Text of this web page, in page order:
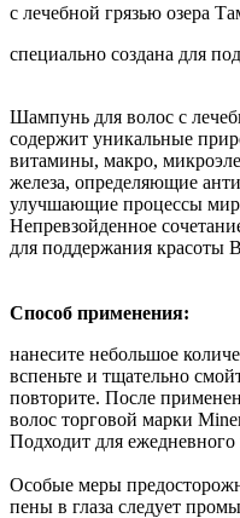
с лечебной грязью озера
специально создана для
Шампунь для волос с
содержит уникальные
витамины, макро,
железа, определяющие
улучшающие процессы
Непревзойденное
для поддержания красоты
Способ применения:
нанесите небольшое
вспеньте и тщательно
повторите. После
волос торговой марки
Подходит для
Особые меры
пены в глаза следует